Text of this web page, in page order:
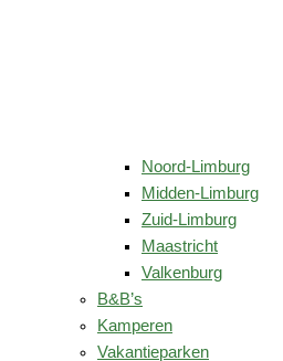
Noord-Limburg
Midden-Limburg
Zuid-Limburg
Maastricht
Valkenburg
B&B’s
Kamperen
Vakantieparken